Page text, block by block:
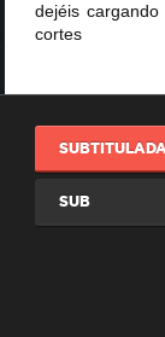
dejéis
cortes
SUBTITULADA
SUB